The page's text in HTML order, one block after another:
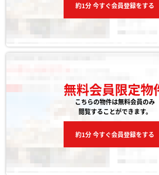
約1分 今すぐ会員登録をする
無料会員限定物
こちらの物件は無料会員のみ
閲覧することができます。
約1分 今すぐ会員登録をする